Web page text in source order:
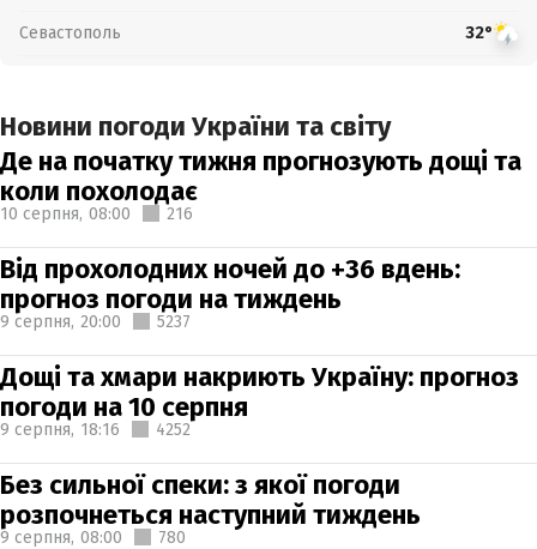
Севастополь 32°
Новини погоди України та світу
Де на початку тижня прогнозують дощі та
коли похолодає
10 серпня, 08:00 216
Від прохолодних ночей до +36 вдень:
прогноз погоди на тиждень
9 серпня, 20:00 5237
Дощі та хмари накриють Україну: прогноз
погоди на 10 серпня
9 серпня, 18:16 4252
Без сильної спеки: з якої погоди
розпочнеться наступний тиждень
9 серпня, 08:00 780